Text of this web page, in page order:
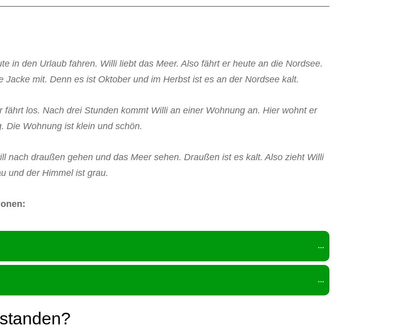
in den Urlaub fahren. Willi liebt das Meer. Also fährt er heute an die Nordsee.
mit. Denn es ist Oktober und im Herbst ist es an der Nordsee kalt.
los. Nach drei Stunden kommt Willi an einer Wohnung an. Hier wohnt er
Die Wohnung ist klein und schön.
nach draußen gehen und das Meer sehen. Draußen ist es kalt. Also zieht Willi
und der Himmel ist grau.